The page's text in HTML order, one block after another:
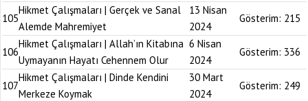
105
Hikmet Çalışmaları | Gerçek ve Sanal
Alemde Mahremiyet
13 Nisan
2024
Gösterim: 215
106
Hikmet Çalışmaları | Allah’ın Kitabına
Uymayanın Hayatı Cehennem Olur
6 Nisan
2024
Gösterim: 336
107
Hikmet Çalışmaları | Dinde Kendini
Merkeze Koymak
30 Mart
2024
Gösterim: 249